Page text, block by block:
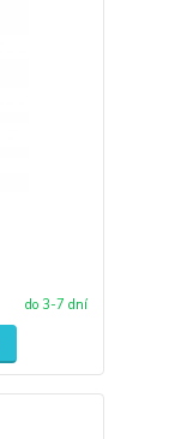
do 3-7 dní